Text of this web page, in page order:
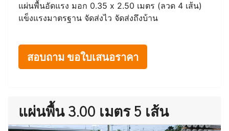
แผ่นพื้นอัดแรง มอก 0.35 x 2.50 เมตร (ลวด 4 เส้น)
แข็งแรงมาตรฐาน จัดส่งไว จัดส่งถึงบ้าน
สอบถาม ขอใบเสนอราคา
แผ่นพื้น 3.00 เมตร 5 เส้น